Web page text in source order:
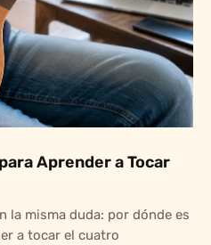
Aprender a Tocar
la misma duda: por dónde es
a tocar el cuatro